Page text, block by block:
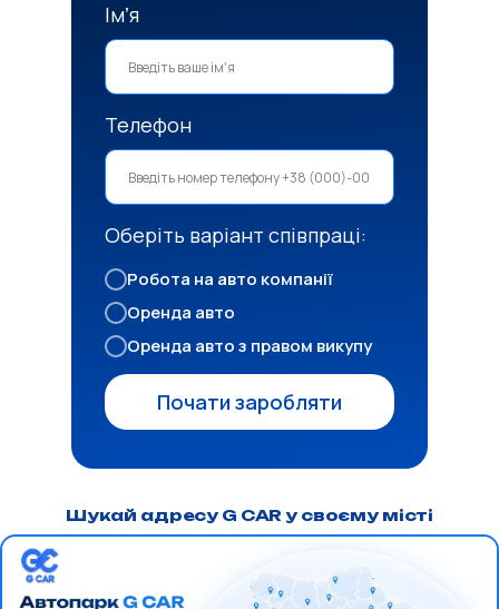
Імʼя
Телефон
Оберіть варіант співпраці:
Робота на авто компанії
Оренда авто
Оренда авто з правом викупу
Почати заробляти
Шукай адресу G CAR у своєму місті